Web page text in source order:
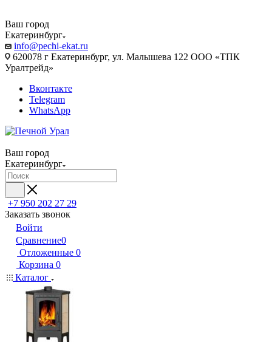
Ваш город
Екатеринбург
info@pechi-ekat.ru
620078 г Екатеринбург, ул. Малышева 122 ООО «ТПК
Уралтрейд»
Вконтакте
Telegram
WhatsApp
Ваш город
Екатеринбург
+7 950 202 27 29
Заказать звонок
Войти
Сравнение0
Отложенные 0
Корзина 0
Каталог